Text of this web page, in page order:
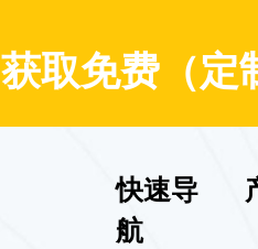
获取免费（定
快速导
航